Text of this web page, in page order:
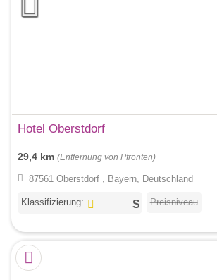
Hotel Oberstdorf
29,4 km (Entfernung von Pfronten)
87561 Oberstdorf , Bayern, Deutschland
Klassifizierung: Preisniveau